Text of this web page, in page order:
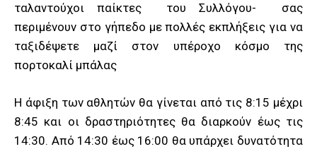
ταλαντούχοι παίκτες του Συλλόγου- σας
περιμένουν στο γήπεδο με πολλές εκπλήξεις για να
ταξιδέψετε μαζί στον υπέροχο κόσμο της
πορτοκαλί μπάλας
Η άφιξη των αθλητών θα γίνεται από τις 8:15 μέχρι
8:45 και οι δραστηριότητες θα διαρκούν έως τις
14:30. Από 14:30 έως 16:00 θα υπάρχει δυνατότητα